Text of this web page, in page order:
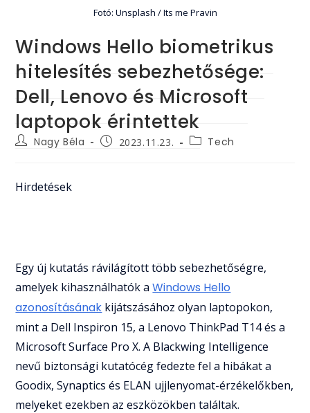
Fotó: Unsplash / Its me Pravin
Windows Hello biometrikus
hitelesítés sebezhetősége:
Dell, Lenovo és Microsoft
laptopok érintettek
PostNagy Béla
Post2023.11.23.
PostTech
Hirdetések
Egy új kutatás rávilágított több sebezhetőségre,
amelyek kihasználhatók aWindows Hello
azonosításának kijátszásához olyan laptopokon,
mint a Dell Inspiron 15, a Lenovo ThinkPad T14 és a
Microsoft Surface Pro X. A Blackwing Intelligence
nevű biztonsági kutatócég fedezte fel a hibákat a
Goodix, Synaptics és ELAN ujjlenyomat-érzékelőkben,
melyeket ezekben az eszközökben találtak.